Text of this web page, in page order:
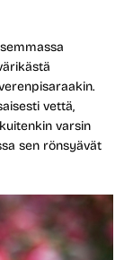
vettä,
varsin
sen rönsyävät